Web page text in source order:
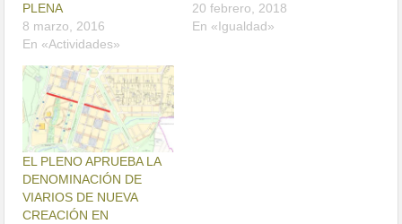
PLENA
8 marzo, 2016
En «Actividades»
20 febrero, 2018
En «Igualdad»
EL PLENO APRUEBA LA
DENOMINACIÓN DE
VIARIOS DE NUEVA
CREACIÓN EN